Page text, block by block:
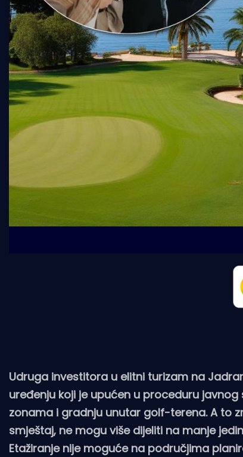
Udruga investitora u elitni turizam na
uređenju koji je upućen u proceduru
zonama i gradnju unutar golf-terena. A to
smještaj, ne mogu više dijeliti na manje
Etažiranje nije moguće na područjima